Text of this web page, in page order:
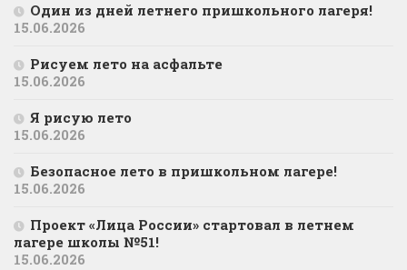
Один из дней летнего пришкольного лагеря!
15.06.2026
Рисуем лето на асфальте
15.06.2026
Я рисую лето
15.06.2026
Безопасное лето в пришкольном лагере!
15.06.2026
Проект «Лица России» стартовал в летнем
лагере школы №51!
15.06.2026